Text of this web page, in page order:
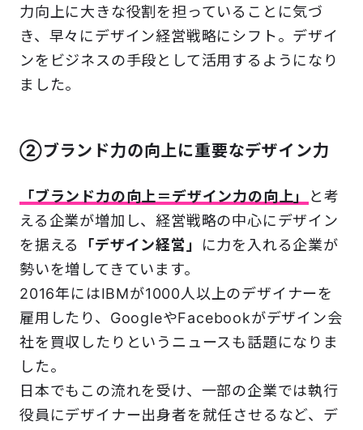
力向上に大きな役割を担っていることに気づ
き、早々にデザイン経営戦略にシフト。デザイ
ンをビジネスの手段として活用するようになり
ました。
②ブランド力の向上に重要なデザイン力
「ブランド力の向上＝デザイン力の向上」
と考
える企業が増加し、経営戦略の中心にデザイン
を据える
「デザイン経営」
に力を入れる企業が
勢いを増してきています。
2016年にはIBMが1000人以上のデザイナーを
雇用したり、GoogleやFacebookがデザイン会
社を買収したりというニュースも話題になりま
した。
日本でもこの流れを受け、一部の企業では執行
役員にデザイナー出身者を就任させるなど、デ